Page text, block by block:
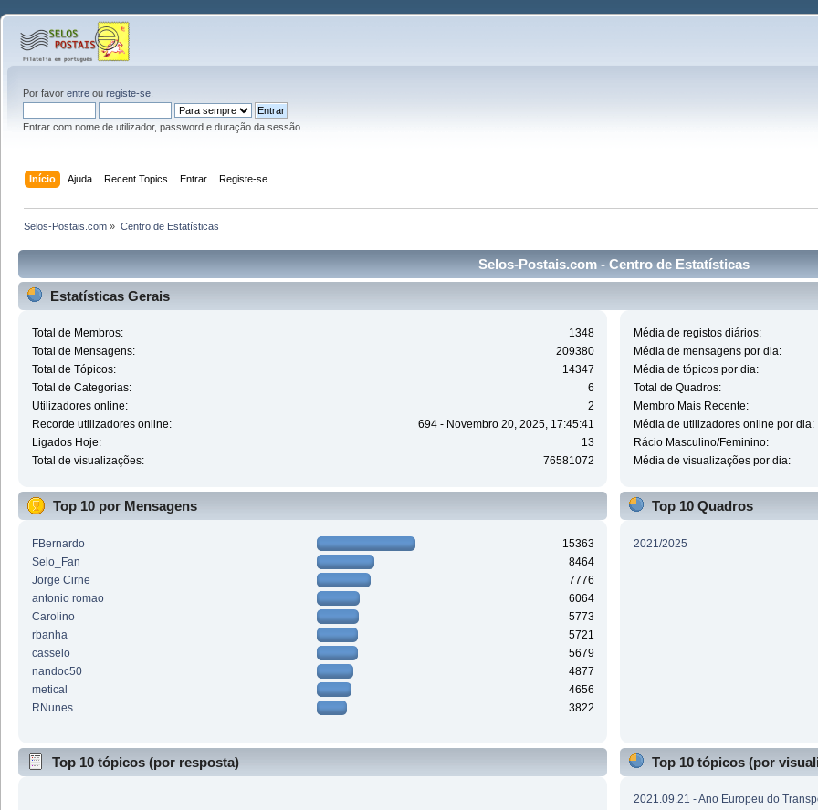
Por favor entre ou registe-se
Entrar com nome de utilizador, password e duração da sessão
Início Ajuda Recent Topics Entrar Registe-se
Selos-Postais.com » Centro de Estatísticas
Selos-Postais.com - Centro de Estatísticas
Estatísticas Gerais
Total de Membros:
1348
Total de Mensagens:
209380
Total de Tópicos:
14347
Total de Categorias:
6
Utilizadores online:
2
Recorde utilizadores online:
694 - Novembro 20, 2025, 17:45:41
Ligados Hoje:
13
Total de visualizações:
76581072
Média de registos diários:
Média de mensagens por dia:
Média de tópicos por dia:
Total de Quadros:
Membro Mais Recente:
Média de utilizadores online por dia:
Rácio Masculino/Feminino:
Média de visualizações por dia:
Top 10 por Mensagens
FBernardo
15363
Selo_Fan
8464
Jorge Cirne
7776
antonio romao
6064
Carolino
5773
rbanha
5721
casselo
5679
nandoc50
4877
metical
4656
RNunes
3822
Top 10 Quadros
2021/2025
Top 10 tópicos (por resposta) Top 10 tópicos (por
2021.09.21 - Ano Europeu do